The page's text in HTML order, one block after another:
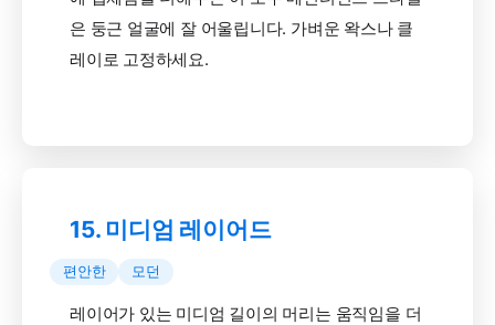
은 둥근 얼굴에 잘 어울립니다. 가벼운 왁스나 클
레이로 고정하세요.
15. 미디엄 레이어드
편안한 모던
레이어가 있는 미디엄 길이의 머리는 움직임을 더